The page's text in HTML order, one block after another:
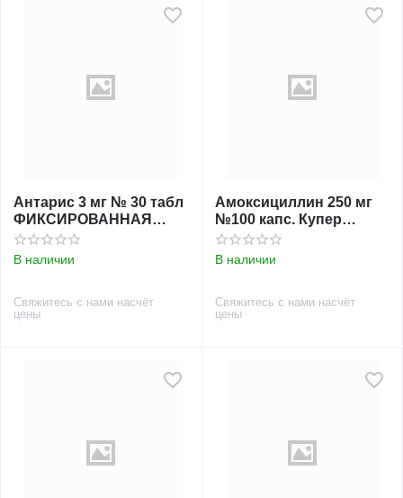
Антарис 3 мг № 30 табл
ФИКСИРОВАННАЯ
ЦЕНА
В наличии
Свяжитесь с нами насчёт
цены
Амоксициллин 250 мг
№100 капс. Купер
Фарма Лтд.
В наличии
Свяжитесь с нами насчёт
цены